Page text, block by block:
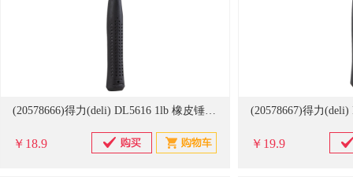
(20578666)得力(deli) DL5616 1lb 橡皮锤 黑色(单位：把)
￥18.9 ￥19.9